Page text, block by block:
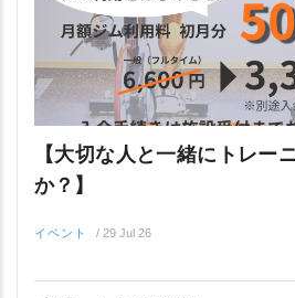
【大切な人と一緒にトレー
か？】
イベント / 29 Jul 26